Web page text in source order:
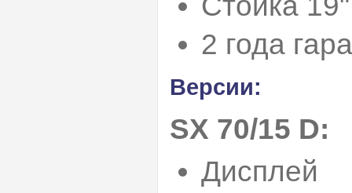
2 года
Версии:
SX 70/15 D:
Дисплей